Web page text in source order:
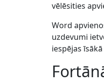
vēlēsities
Word
uzdevumi
iespējas